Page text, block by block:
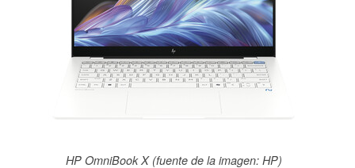
HP OmniBook X (fuente de la imagen: HP)